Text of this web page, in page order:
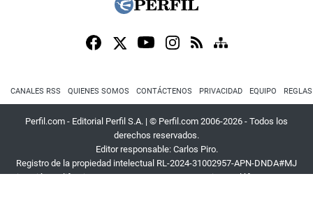
CANALES RSS QUIENES SOMOS CONTÁCTENOS PRIVACIDAD EQUIPO
Perfil.com - Editorial Perfil S.A. | © Perfil.com 2006-2026 - Todos los
derechos reservados.
Editor responsable: Carlos Piro.
Registro de la propiedad intelectual RL-2024-31002957-APN-DNDA#MJ
Dirección:California 2715,C1289ABI,CABA, Argentina| Teléfono:+54 9 11